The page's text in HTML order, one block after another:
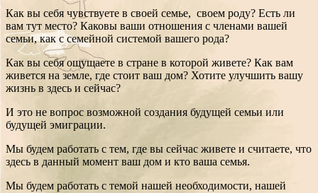
Как вы себя чувствуете в своей семье, своем роду? Есть ли
вам тут место? Каковы ваши отношения с членами вашей
семьи, как с семейной системой вашего рода?
Как вы себя ощущаете в стране в которой живете? Как вам
живется на земле, где стоит ваш дом? Хотите улучшить вашу
жизнь в здесь и сейчас?
И это не вопрос возможной создания будущей семьи или
будущей эмиграции.
Мы будем работать с тем, где вы сейчас живете и считаете, что
здесь в данный момент ваш дом и кто ваша семья.
Мы будем работать с темой нашей необходимости, нашей